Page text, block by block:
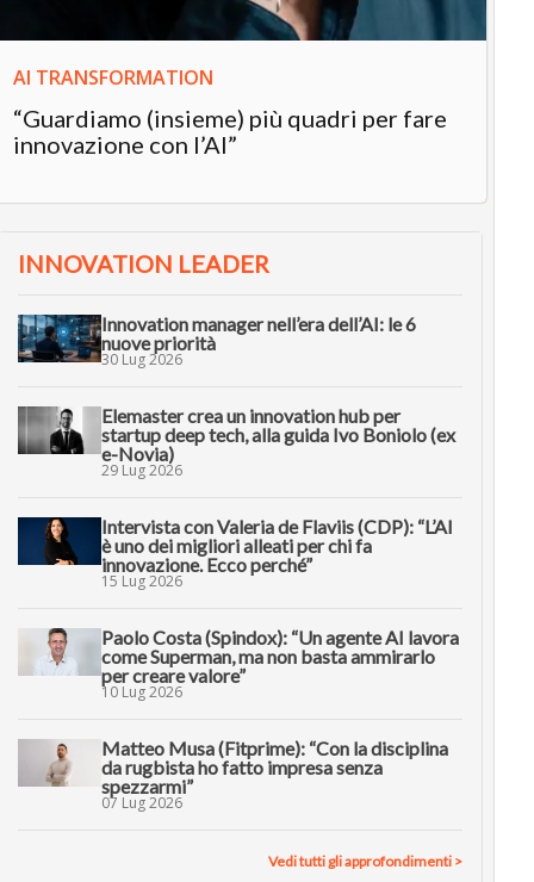
AI TRANSFORMATION
“Guardiamo (insieme) più quadri per fare
innovazione con l’AI”
INNOVATION LEADER
Innovation manager nell’era dell’AI: le 6
nuove priorità
30 Lug 2026
Elemaster crea un innovation hub per
startup deep tech, alla guida Ivo Boniolo (ex
e-Novia)
29 Lug 2026
Intervista con Valeria de Flaviis (CDP): “L’AI
è uno dei migliori alleati per chi fa
innovazione. Ecco perché”
15 Lug 2026
Paolo Costa (Spindox): “Un agente AI lavora
come Superman, ma non basta ammirarlo
per creare valore”
10 Lug 2026
Matteo Musa (Fitprime): “Con la disciplina
da rugbista ho fatto impresa senza
spezzarmi”
07 Lug 2026
Vedi tutti gli approfondimenti >